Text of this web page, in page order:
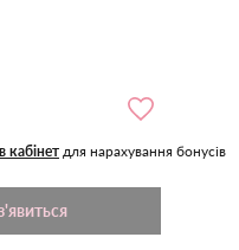
кабінет для нарахування бонусів